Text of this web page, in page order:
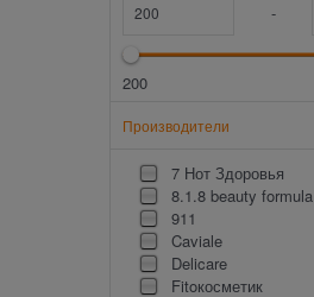
-
200
Производители
7 Нот Здоровья
8.1.8 beauty formula
911
Caviale
Delicare
Fitoкосметик